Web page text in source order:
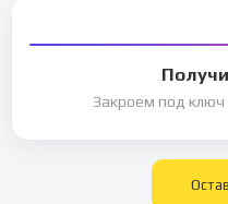
Закроем под ключ